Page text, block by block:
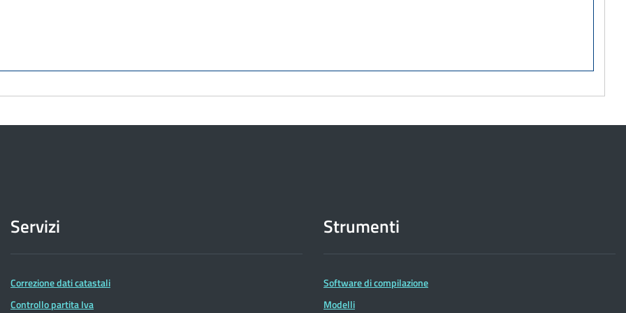
Servizi
Correzione dati catastali
Controllo partita Iva
Strumenti
Software di compilazione
Modelli